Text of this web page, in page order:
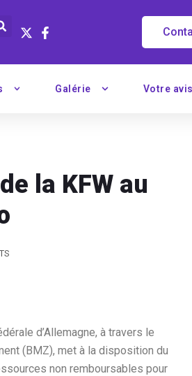
Galérie Votre
la KFW au
d’Allemagne, à travers le
(BMZ), met à la disposition du
non remboursables pour